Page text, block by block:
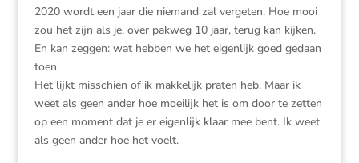
2020 wordt een jaar die niemand zal vergeten. Hoe mooi
zou het zijn als je, over pakweg 10 jaar, terug kan kijken.
En kan zeggen: wat hebben we het eigenlijk goed gedaan
toen.
Het lijkt misschien of ik makkelijk praten heb. Maar ik
weet als geen ander hoe moeilijk het is om door te zetten
op een moment dat je er eigenlijk klaar mee bent. Ik weet
als geen ander hoe het voelt.